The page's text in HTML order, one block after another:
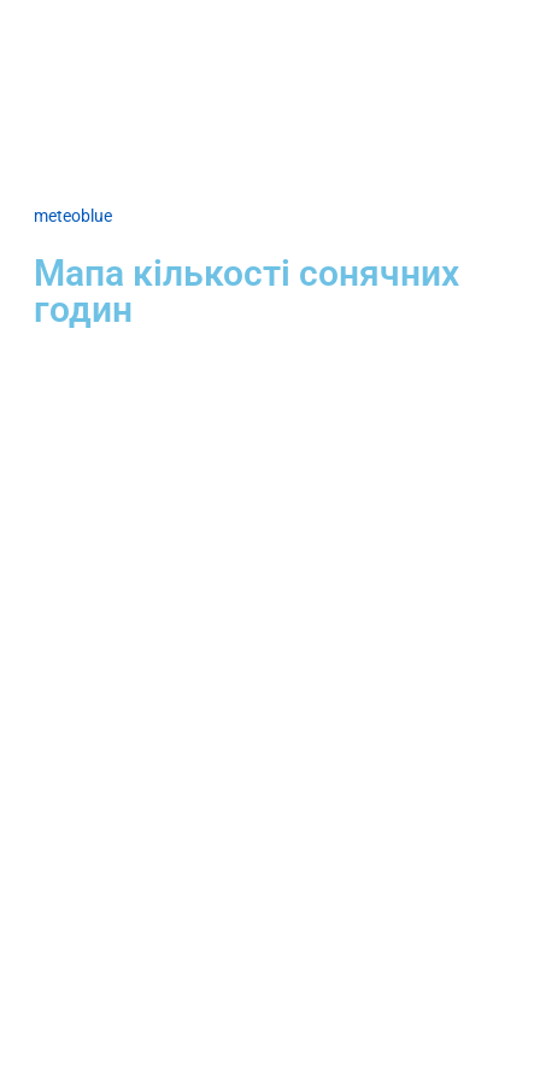
meteoblue
Мапа кількості сонячних
годин